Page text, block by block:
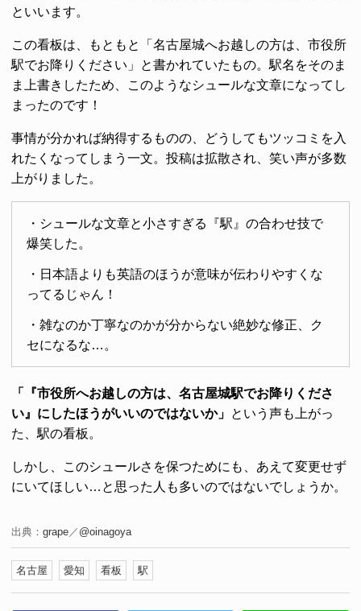
といいます。
この看板は、もともと「名古屋城へお越しの方は、市役所
駅でお降りください」と書かれていたもの。駅名をそのま
ま上書きしたため、このようなシュールな文章になってし
まったのです！
事情が分かれば納得するものの、どうしてもツッコミを入
れたくなってしまう一文。投稿は拡散され、笑い声が多数
上がりました。
・シュールな文章と小さすぎる『駅』の合わせ技で
爆笑した。
・日本語よりも英語のほうが意味が伝わりやすくな
ってるじゃん！
・雑なのか丁寧なのかが分からない絶妙な修正、ク
セになるな…。
「『市役所へお越しの方は、名古屋城駅でお降りくださ
い』にしたほうがいいのではないか」 という声も上がっ
た、駅の看板。
しかし、このシュールさを保つためにも、あえて変更せず
にいてほしい…と思った人も多いのではないでしょうか。
出典： grape／ @oinagoya
名古屋 愛知 看板 駅